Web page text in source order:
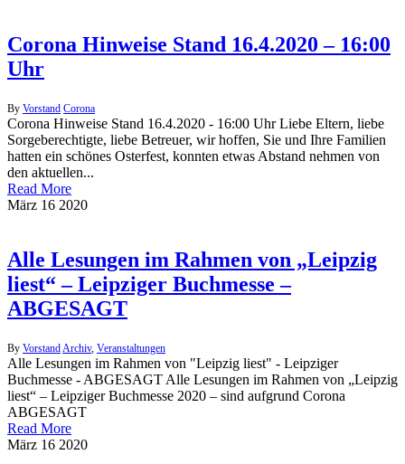
Corona Hinweise Stand 16.4.2020 – 16:00
Uhr
By Vorstand Corona
Corona Hinweise Stand 16.4.2020 - 16:00 Uhr Liebe Eltern, liebe
Sorgeberechtigte, liebe Betreuer, wir hoffen, Sie und Ihre Familien
hatten ein schönes Osterfest, konnten etwas Abstand nehmen von
den aktuellen...
Read More
März 16 2020
Alle Lesungen im Rahmen von „Leipzig
liest“ – Leipziger Buchmesse –
ABGESAGT
By VorstandArchiv, Veranstaltungen
Alle Lesungen im Rahmen von "Leipzig liest" - Leipziger
Buchmesse - ABGESAGT Alle Lesungen im Rahmen von „Leipzig
liest“ – Leipziger Buchmesse 2020 – sind aufgrund Corona
ABGESAGT
Read More
März 16 2020